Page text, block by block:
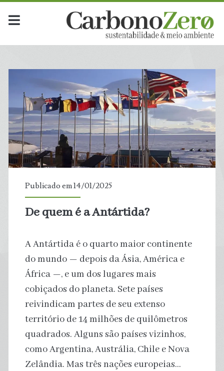
Dia:
<span>14
de
janeiro
de
2025</span>
Publicado em 14/01/2025
De quem é a Antártida?
A Antártida é o quarto maior continente
do mundo — depois da Ásia, América e
África —, e um dos lugares mais
cobiçados do planeta. Sete países
reivindicam partes de seu extenso
território de 14 milhões de quilômetros
quadrados. Alguns são países vizinhos,
como Argentina, Austrália, Chile e Nova
Zelândia. Mas três nações europeias…